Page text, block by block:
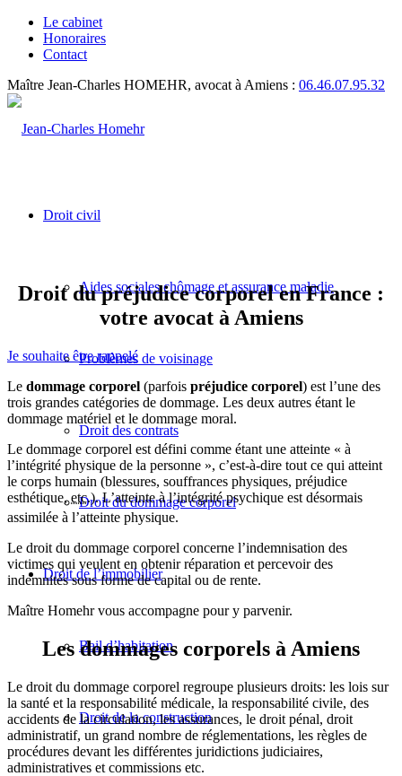
Le cabinet
Honoraires
Contact
Maître Jean-Charles HOMEHR, avocat à Amiens : 06.46.07.95.32
Droit civil
Aides sociales chômage et assurance maladie
Problèmes de voisinage
Droit des contrats
Droit du dommage corporel
Droit de l’immobilier
Bail d’habitation
Droit de la construction
Droit du préjudice corporel en France :
votre avocat à Amiens
Je souhaite être rappelé
Le dommage corporel (parfois préjudice corporel) est l’une des
trois grandes catégories de dommage. Les deux autres étant le
dommage matériel et le dommage moral.
Le dommage corporel est défini comme étant une atteinte « à
l’intégrité physique de la personne », c’est-à-dire tout ce qui atteint
le corps humain (blessures, souffrances physiques, préjudice
esthétique,etc.). L’atteinte à l’intégrité psychique est désormais
assimilée à l’atteinte physique.
Le droit du dommage corporel concerne l’indemnisation des
victimes qui veulent en obtenir réparation et percevoir des
indemnités sous forme de capital ou de rente.
Maître Homehr vous accompagne pour y parvenir.
Les dommages corporels à Amiens
Le droit du dommage corporel regroupe plusieurs droits: les lois sur
la santé et la responsabilité médicale, la responsabilité civile, des
accidents de la circulation, les assurances, le droit pénal, droit
administratif, un grand nombre de réglementations, les règles de
procédures devant les différentes juridictions judiciaires,
administratives et commissions etc.